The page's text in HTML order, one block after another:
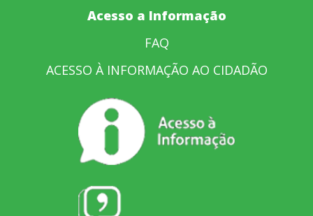
Acesso a Informação
FAQ
ACESSO À INFORMAÇÃO AO CIDADÃO